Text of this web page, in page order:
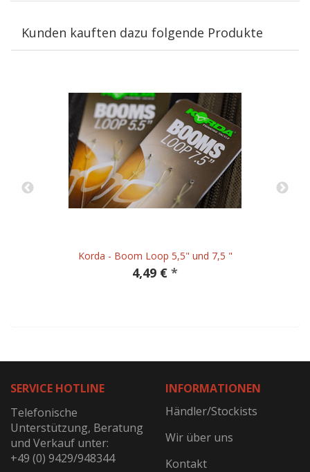
Kunden kauften dazu folgende Produkte
Korda - Boom Loop 5,5" und 7,5 "
4,49 € *
SERVICE HOTLINE
Telefonische
Unterstützung, Beratung
und Verkauf unter:
+49 (0) 9429/948344
INFORMATIONEN
Händler/Stockists
Wir über uns
Kontakt